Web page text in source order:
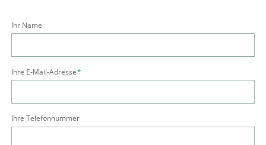
Ihr Name
Pflichtfeld
Ihre E-Mail-Adresse*
Ihre Telefonnummer